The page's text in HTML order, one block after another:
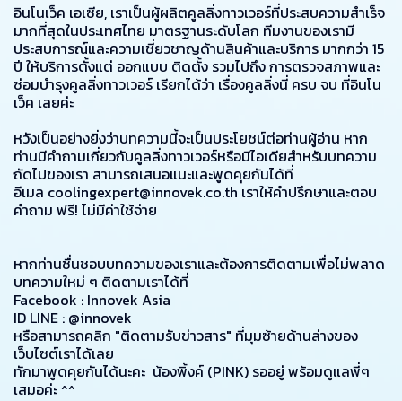
อินโนเว็ค เอเซีย, เราเป็นผู้ผลิตคูลลิ่งทาวเวอร์ที่ประสบความสำเร็จ
มากที่สุดในประเทศไทย มาตรฐานระดับโลก ทีมงานของเรามี
ประสบการณ์และความเชี่ยวชาญด้านสินค้าและบริการ มากกว่า 15
ปี ให้บริการตั้งแต่ ออกแบบ ติดตั้ง รวมไปถึง การตรวจสภาพและ
ซ่อมบำรุงคูลลิ่งทาวเวอร์ เรียกได้ว่า เรื่องคูลลิ่งนี่ ครบ จบ ที่อินโน
เว็ค เลยค่ะ
หวังเป็นอย่างยิ่งว่าบทความนี้จะเป็นประโยชน์ต่อท่านผู้อ่าน หาก
ท่านมีคำถามเกี่ยวกับคูลลิ่งทาวเวอร์หรือมีไอเดียสำหรับบทความ
ถัดไปของเรา สามารถเสนอแนะและพูดคุยกันได้ที่
อีเมล coolingexpert@innovek.co.th เราให้คำปรึกษาและตอบ
คำถาม ฟรี! ไม่มีค่าใช้จ่าย
หากท่านชื่นชอบบทความของเราและต้องการติดตามเพื่อไม่พลาด
บทความใหม่ ๆ ติดตามเราได้ที่
Facebook : Innovek Asia
ID LINE : @innovek
หรือสามารถคลิก "ติดตามรับข่าวสาร" ที่มุมซ้ายด้านล่างของ
เว็บไซต์เราได้เลย
ทักมาพูดคุยกันได้นะคะ น้องพิ้งค์ (PINK) รออยู่ พร้อมดูแลพี่ๆ
เสมอค่ะ ^^